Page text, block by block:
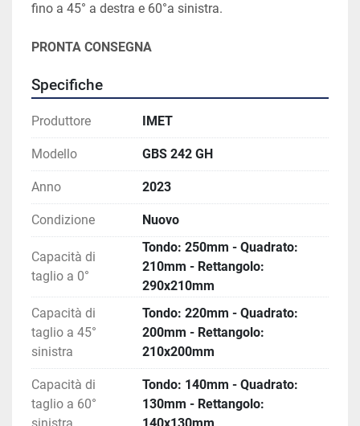
fino a 45° a destra e 60°a sinistra.
PRONTA CONSEGNA
Specifiche
Produttore IMET
Modello GBS 242 GH
Anno 2023
Condizione Nuovo
Capacità di
taglio a 0°
Tondo: 250mm - Quadrato:
210mm - Rettangolo:
290x210mm
Capacità di
taglio a 45°
sinistra
Tondo: 220mm - Quadrato:
200mm - Rettangolo:
210x200mm
Capacità di
taglio a 60°
Tondo: 140mm - Quadrato:
130mm - Rettangolo: